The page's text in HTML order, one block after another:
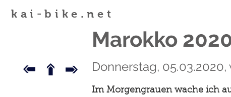
kai-bike.net
Marokko
Donnerstag,
Im Morgengrauen wache ich